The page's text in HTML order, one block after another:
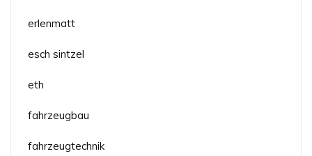
erlenmatt
esch sintzel
eth
fahrzeugbau
fahrzeugtechnik